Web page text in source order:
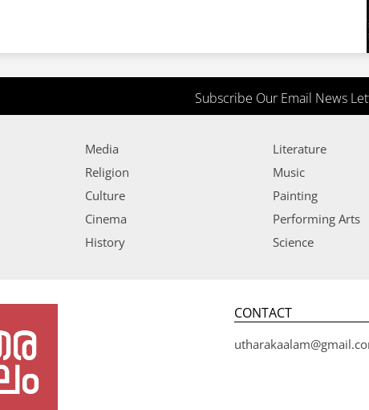
Subscribe Our Email News
Media
Religion
Culture
Cinema
History
Literature
Music
Painting
Performing Arts
Science
CONTACT